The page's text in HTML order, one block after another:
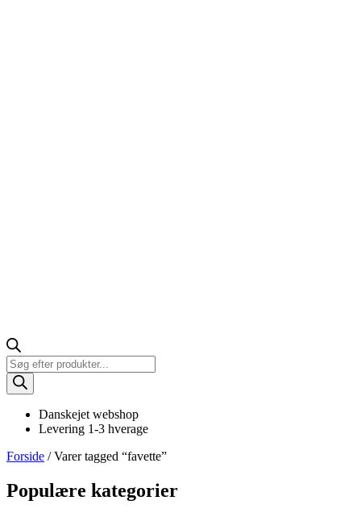
Products
search
Danskejet webshop
Levering 1-3 hverage
Forside / Varer tagged “favette”
Populære kategorier